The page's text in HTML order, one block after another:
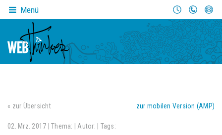
Menü
« zur Übersicht zur mobilen Version (AMP)
02. Mrz. 2017 | Thema: | Autor: | Tags: